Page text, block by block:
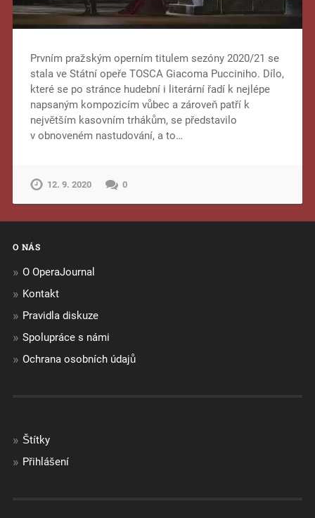
Prvním pražským operním titulem sezóny 2020/21 se
stala ve Státní opeře TOSCA Giacoma Pucciniho. Dílo,
které se po stránce hudební i literární řadí k nejlépe
napsaným kompozicím vůbec a zároveň patří k
největším kasovním trhákům, se představilo
v obnoveném nastudování, a to…
12. 9. 2020 0
O NÁS
O OperaJournal
Kontakt
Pravidla diskuze
Spolupráce s námi
Ochrana osobních údajů
Štítky
Přihlášení